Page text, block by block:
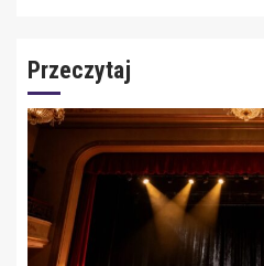
Przeczytaj